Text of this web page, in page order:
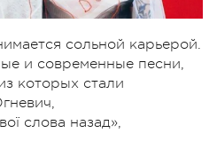
сольной карьерой.
и современные песни,
которых стали
слова назад»,